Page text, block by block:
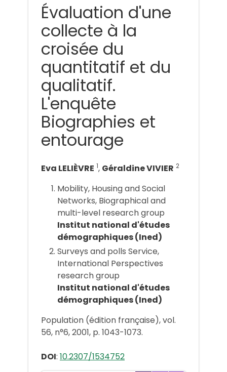
Évaluation d'une
collecte à la
croisée du
quantitatif et du
qualitatif.
L'enquête
Biographies et
entourage
Eva LELIÈVRE 1, Géraldine VIVIER 2
Mobility, Housing and Social
Networks, Biographical and
multi-level research group
Institut national d'études
démographiques (Ined)
Surveys and polls Service,
International Perspectives
research group
Institut national d'études
démographiques (Ined)
Population (édition française), vol.
56, n°6, 2001, p. 1043-1073.
DOI: 10.2307/1534752